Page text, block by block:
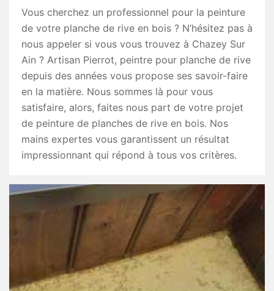
Vous cherchez un professionnel pour la peinture
de votre planche de rive en bois ? N’hésitez pas à
nous appeler si vous vous trouvez à Chazey Sur
Ain ? Artisan Pierrot, peintre pour planche de rive
depuis des années vous propose ses savoir-faire
en la matière. Nous sommes là pour vous
satisfaire, alors, faites nous part de votre projet
de peinture de planches de rive en bois. Nos
mains expertes vous garantissent un résultat
impressionnant qui répond à tous vos critères.